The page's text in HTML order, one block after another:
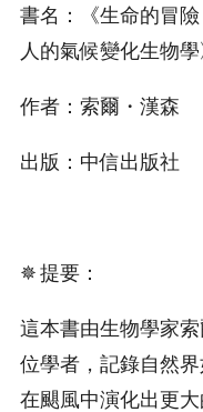
書名：《生命的冒
人的氣候變化生物學
作者：索爾・漢森
出版：中信出版社
✵ 提要：
這本書由生物學家
位學者，記錄自然
在颶風中演化出更